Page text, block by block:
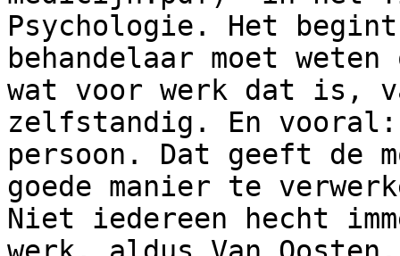
Psychologie. Het
behandelaar moet
wat voor werk dat
zelfstandig. En
persoon. Dat geeft de
goede manier te
Niet iedereen hecht